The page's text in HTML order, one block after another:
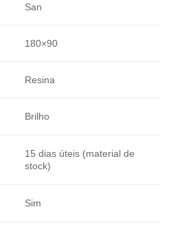
San
180×90
Resina
Brilho
15 dias úteis (material de
stock)
Sim